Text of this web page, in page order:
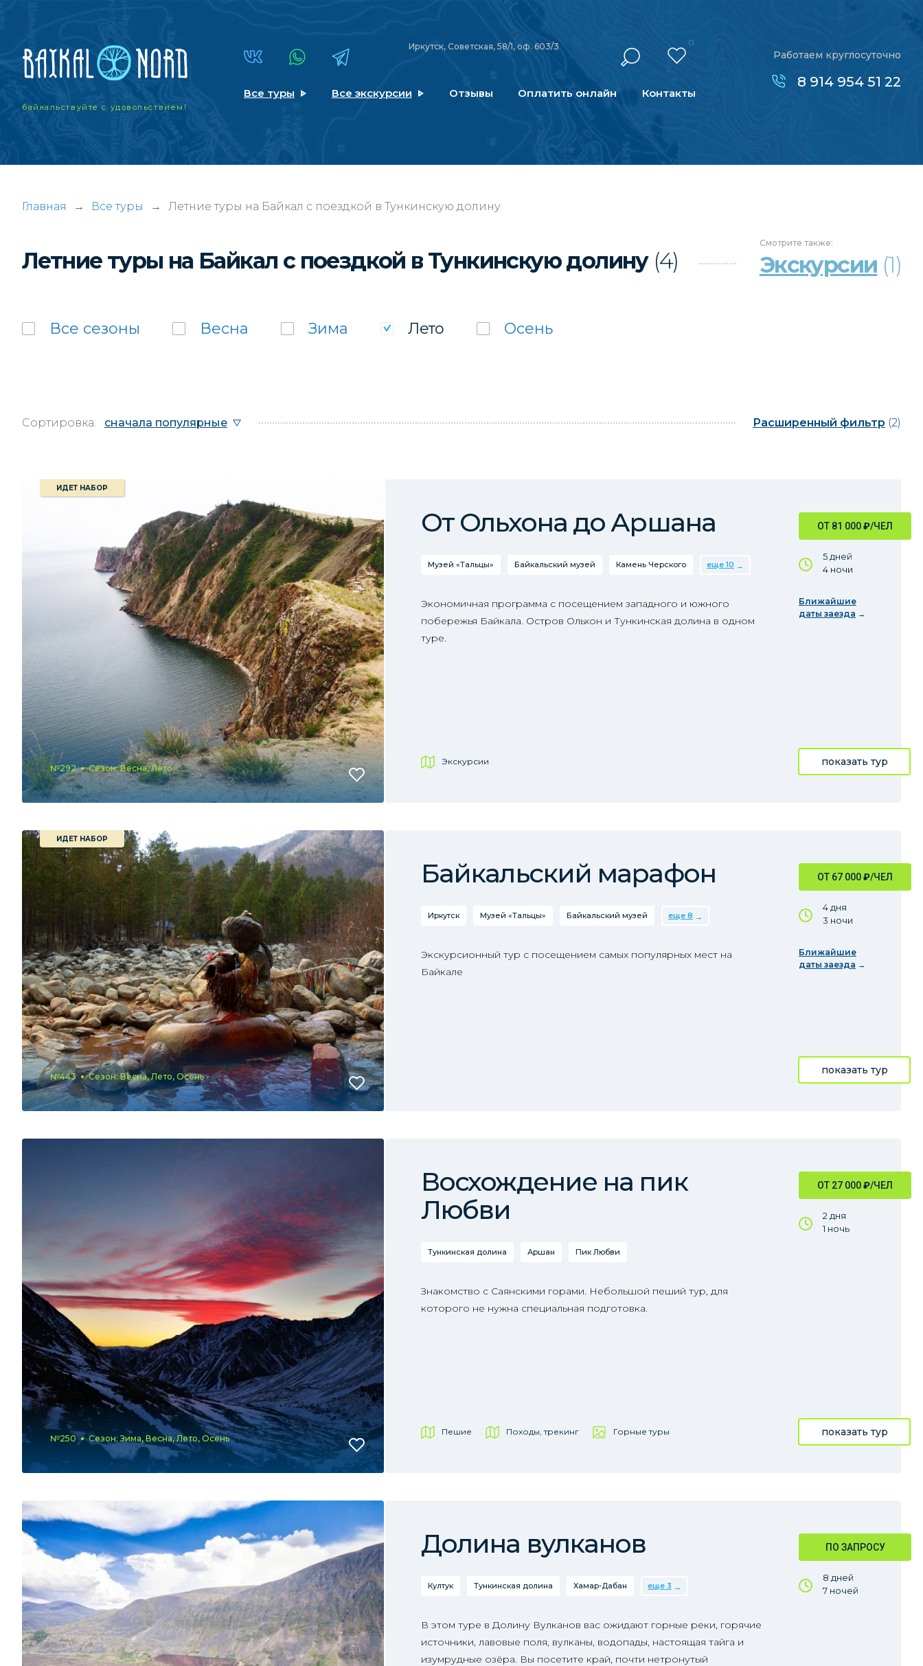
байкальствуйтес удовольствием!
Иркутск, Советская, 58/1, оф. 603/3 0
Все туры Все экскурсии Отзывы Оплатить онлайн Контакты
Работаем круглосуточно
8 914 954 51 22
Главная → Все туры → Летние туры на Байкал с поездкой в Тункинскую долину
Летние туры на Байкал с поездкой в Тункинскую долину (4)
Смотрите также:
Экскурсии (1)
Все сезоны Весна Зима Лето Осень
Сортировка: сначала популярные Расширенный фильтр (2)
ИДЕТ НАБОР
№292 Сезон: Весна, Лето
ОТ 81 000₽/ЧЕЛ
5 дней
4 ночи
Ближайшие
даты заезда
От Ольхона до Аршана
Музей «Тальцы» Байкальский музей Камень Черского еще 10
Экономичная программа с посещением западного и южного
побережья Байкала. Остров Ольхон и Тункинская долина в одном
туре.
Экскурсии показать тур
ИДЕТ НАБОР
№443 Сезон: Весна, Лето, Осень
ОТ 67 000₽/ЧЕЛ
4 дня
3 ночи
Ближайшие
даты заезда
Байкальский марафон
Иркутск Музей «Тальцы» Байкальский музей еще 8
Экскурсионный тур с посещением самых популярных мест на
Байкале
показать тур
№250 Сезон: Зима, Весна, Лето, Осень
ОТ 27 000₽/ЧЕЛ
2 дня
1 ночь
Восхождение на пик
Любви
Тункинская долина Аршан Пик Любви
Знакомство с Саянскими горами. Небольшой пеший тур, для
которого не нужна специальная подготовка.
Пешие Походы, трекинг Горные туры показать тур
ПО ЗАПРОСУ
8 дней
7 ночей
Долина вулканов
Култук Тункинская долина Хамар-Дабан еще 3
В этом туре в Долину Вулканов вас ожидают горные реки, горячие
источники, лавовые поля, вулканы, водопады, настоящая тайга и
изумрудные озёра. Вы посетите край, почти нетронутый